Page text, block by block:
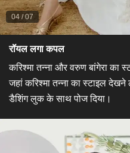
04 /07
रॉयल लगा कपल
करिश्मा तन्ना और वरुण बांगेरा का
जहां करिश्मा तन्ना का स्टाइल देखने
डैशिंग लुक के साथ पोज दिया।